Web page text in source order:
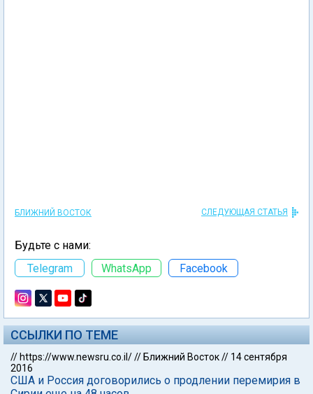
БЛИЖНИЙ ВОСТОК СЛЕДУЮЩАЯ СТАТЬЯ
Будьте с нами:
Telegram
WhatsApp Facebook
ССЫЛКИ ПО ТЕМЕ
// https://www.newsru.co.il/// Ближний Восток// 14 сентября
2016
США и Россия договорились о продлении перемирия в